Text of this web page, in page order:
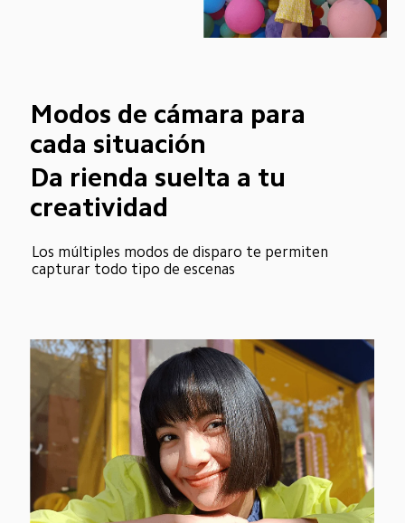
Modos de cámara para
cada situación
Da rienda suelta a tu
creatividad
Los múltiples modos de disparo te permiten
capturar todo tipo de escenas